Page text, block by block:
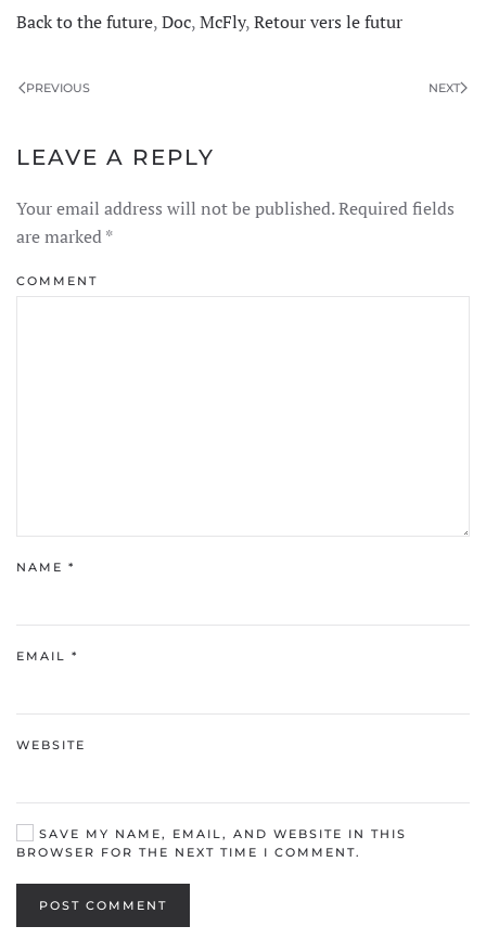
Back to the future,Doc,McFly,Retour vers le futur
PREVIOUS NEXT
LEAVE A REPLY
Your email address will not be published. Required fields
are marked*
COMMENT
NAME *
EMAIL *
WEBSITE
SAVE MY NAME, EMAIL, AND WEBSITE IN THIS
BROWSER FOR THE NEXT TIME I COMMENT.
POST COMMENT